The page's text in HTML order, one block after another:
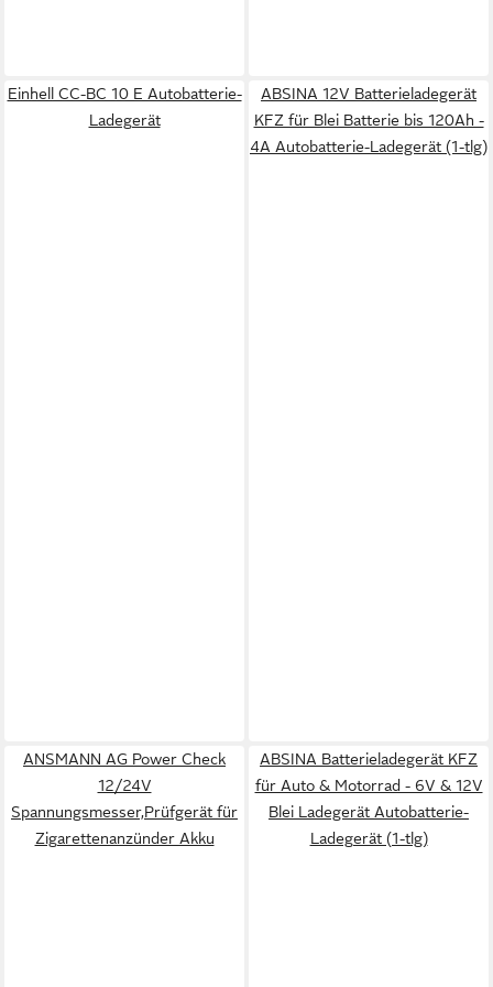
Einhell CC-BC 10 E Autobatterie-
Ladegerät
ABSINA 12V Batterieladegerät
KFZ für Blei Batterie bis 120Ah -
4A Autobatterie-Ladegerät (1-tlg)
ANSMANN AG Power Check
12/24V
Spannungsmesser,Prüfgerät für
Zigarettenanzünder Akku
ABSINA Batterieladegerät KFZ
für Auto & Motorrad - 6V & 12V
Blei Ladegerät Autobatterie-
Ladegerät (1-tlg)